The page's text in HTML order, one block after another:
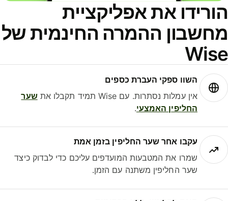
את אפליקציית
ההמרה החינמית של
השוו ספקי העברת כספים
אין עמלות נסתרות. עם Wise תמיד תקבלו את
שער
החליפין האמצעי.
עקבו אחר שער החליפין בזמן אמת
שמרו את המטבעות המועדפים עליכם כדי לבדוק כיצד
שער החליפין משתנה עם הזמן.